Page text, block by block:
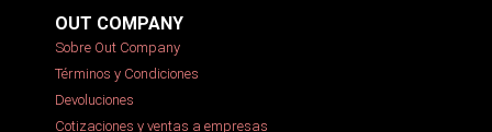
OUT COMPANY
Sobre Out Company
Términos y Condiciones
Devoluciones
Cotizaciones y ventas a empresas